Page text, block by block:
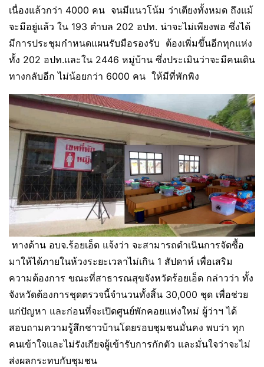
เนื่องแล้วกว่า 4000 คน จนมีแนวโน้ม ว่าเตียงทั้งหมด ถึงแม้
จะมีอยู่แล้ว ใน 193 ตำบล 202 อปท. น่าจะไม่เพียงพอ ซึ่งได้
มีการประชุมกำหนดแผนรับมือรองรับ ต้องเพิ่มขึ้นอีกทุกแห่ง
ทั้ง 202 อปท.และใน 2446 หมู่บ้าน ซึ่งประเมินว่าจะมีคนเดิน
ทางกลับอีก ไม่น้อยกว่า 6000 คน ให้มีที่พักพิง
ทางด้าน อบจ.ร้อยเอ็ด แจ้งว่า จะสามารถดำเนินการจัดซื้อ
มาให้ได้ภายในห้วงระยะเวลาไม่เกิน 1 สัปดาห์ เพื่อเสริม
ความต้องการ ขณะที่สาธารณสุขจังหวัดร้อยเอ็ด กล่าวว่า ทั้ง
จังหวัดต้องการชุดตรวจนี้จำนวนทั้งสิ้น 30,000 ชุด เพื่อช่วย
แก่ปัญหา และก่อนที่จะเปิดศูนย์พักคอยแห่งใหม่ ผู้ว่าฯ ได้
สอบถามความรู้สึกชาวบ้านโดยรอบชุมชนมั่นคง พบว่า ทุก
คนเข้าใจและไม่รังเกียจผู้เข้ารับการกักตัว และมั่นใจว่าจะไม่
ส่งผลกระทบกับชุมชน